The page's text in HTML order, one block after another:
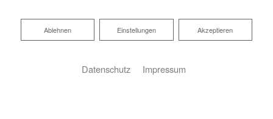
Hygienisch, komfortabel und
Akzeptieren
Einstellungen
Ablehnen
Ablehnen
Datenschutz Impressum